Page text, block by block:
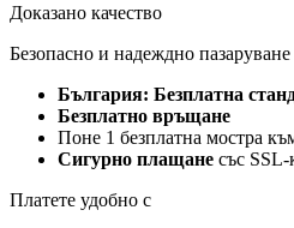
Доказано качество
Безопасно и надеждно пазаруване
България: Безплатна
Безплатно връщане
Поне 1 безплатна мостра
Сигурно плащане със
Платете удобно с